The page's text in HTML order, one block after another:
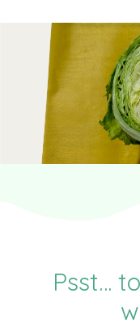
Psst...